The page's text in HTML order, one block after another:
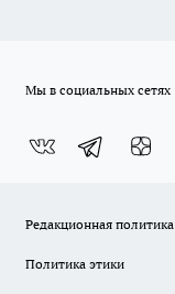
Мы в социальных сетях
Редакционная политика
Политика этики